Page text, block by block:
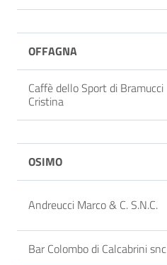
OFFAGNA
Caffè dello Sport di Bramucci
Cristina
OSIMO
Andreucci Marco & C. S.N.C.
Bar Colombo di Calcabrini snc